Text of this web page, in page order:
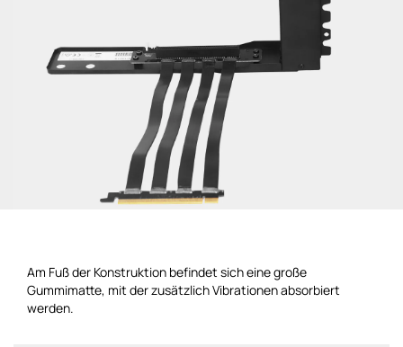
Am Fuß der Konstruktion befindet sich eine große
Gummimatte, mit der zusätzlich Vibrationen absorbiert
werden.